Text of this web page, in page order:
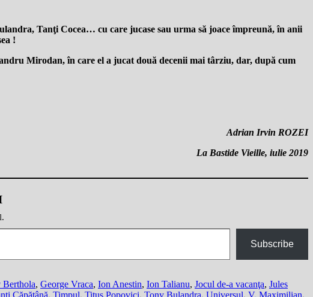
Tanţi Cocea… cu care jucase sau urma să joace împreună, în anii
!
Mirodan, în care el a jucat două decenii mai târziu, dar, după cum
Adrian Irvin ROZEI
La Bastide Vieille, iulie 2019
Subscribe
Berthola, George Vraca, Ion Anestin, Ion Talianu, Jocul de-a vacanţa, Jules